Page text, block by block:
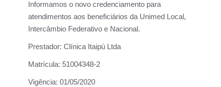
Informamos o novo credenciamento para
atendimentos aos beneficiários da Unimed Local,
Intercâmbio Federativo e Nacional.
Prestador: Clínica Itaipú Ltda
Matrícula: 51004348-2
Vigência: 01/05/2020